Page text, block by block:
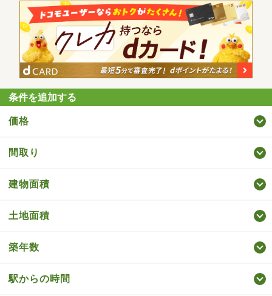
条件を追加する
価格
間取り
建物面積
土地面積
築年数
駅からの時間